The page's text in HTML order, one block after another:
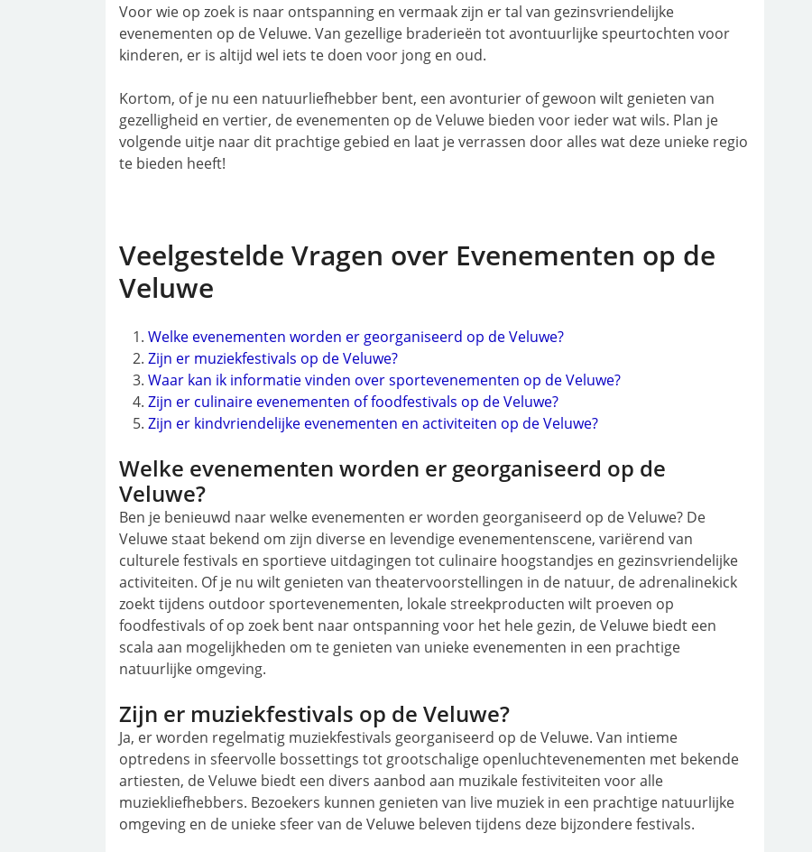
Voor wie op zoek is naar ontspanning en vermaak zijn er tal van gezinsvriendelijke
evenementen op de Veluwe. Van gezellige braderieën tot avontuurlijke speurtochten voor
kinderen, er is altijd wel iets te doen voor jong en oud.
Kortom, of je nu een natuurliefhebber bent, een avonturier of gewoon wilt genieten van
gezelligheid en vertier, de evenementen op de Veluwe bieden voor ieder wat wils. Plan je
volgende uitje naar dit prachtige gebied en laat je verrassen door alles wat deze unieke regio
te bieden heeft!
Veelgestelde Vragen over Evenementen op de
Veluwe
Welke evenementen worden er georganiseerd op de Veluwe?
Zijn er muziekfestivals op de Veluwe?
Waar kan ik informatie vinden over sportevenementen op de Veluwe?
Zijn er culinaire evenementen of foodfestivals op de Veluwe?
Zijn er kindvriendelijke evenementen en activiteiten op de Veluwe?
Welke evenementen worden er georganiseerd op de
Veluwe?
Ben je benieuwd naar welke evenementen er worden georganiseerd op de Veluwe? De
Veluwe staat bekend om zijn diverse en levendige evenementenscene, variërend van
culturele festivals en sportieve uitdagingen tot culinaire hoogstandjes en gezinsvriendelijke
activiteiten. Of je nu wilt genieten van theatervoorstellingen in de natuur, de adrenalinekick
zoekt tijdens outdoor sportevenementen, lokale streekproducten wilt proeven op
foodfestivals of op zoek bent naar ontspanning voor het hele gezin, de Veluwe biedt een
scala aan mogelijkheden om te genieten van unieke evenementen in een prachtige
natuurlijke omgeving.
Zijn er muziekfestivals op de Veluwe?
Ja, er worden regelmatig muziekfestivals georganiseerd op de Veluwe. Van intieme
optredens in sfeervolle bossettings tot grootschalige openluchtevenementen met bekende
artiesten, de Veluwe biedt een divers aanbod aan muzikale festiviteiten voor alle
muziekliefhebbers. Bezoekers kunnen genieten van live muziek in een prachtige natuurlijke
omgeving en de unieke sfeer van de Veluwe beleven tijdens deze bijzondere festivals.